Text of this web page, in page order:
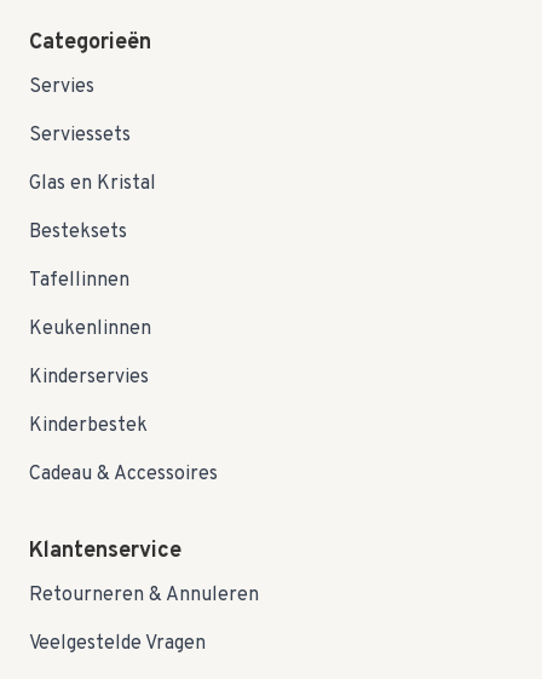
Categorieën
Servies
Serviessets
Glas en Kristal
Besteksets
Tafellinnen
Keukenlinnen
Kinderservies
Kinderbestek
Cadeau & Accessoires
Klantenservice
Retourneren & Annuleren
Veelgestelde Vragen